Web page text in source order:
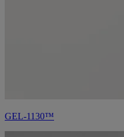
GEL-1130™